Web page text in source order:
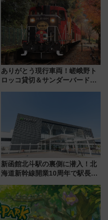
ラリーや子ども制服撮影も
ありがとう現行車両！嵯峨野ト
ロッコ貸切＆サンダーバードレ
ツアー」開催
新函館北斗駅の裏側に潜入！北
海道新幹線開業10周年で駅長
ト 参加方法や体験内容を紹介